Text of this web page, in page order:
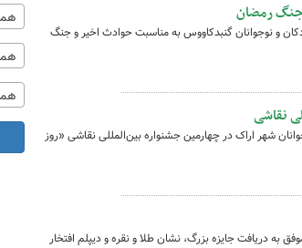
جنگ رمضان
و نوجوانان گنبدکاووس به مناسبت حوادث اخیر و جنگ
نقاشی
فکری کودکان و نوجوانان شهر اراک در چهارمین جشنواره بین‌المللی نقاشی «روز
به دریافت جایزه بزرگ، نشان طلا و نقره و دیپلم افتخار